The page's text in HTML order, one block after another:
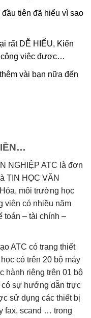
tiên đã hiểu vì sao
rất DỄ HIỂU, Kiến
việc được…
vài bạn nữa đến
NGHIỆP ATC là đơn
TIN HỌC VĂN
môi trường học
viên có nhiều năm
toán – tài chính –
ATC có trang thiết
có trên 20 bộ máy
hành riêng trên 01 bộ
có sự hướng dẫn trực
sử dụng các thiết bị
fax, scand … trong